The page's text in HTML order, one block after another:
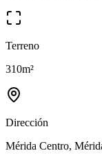
Terreno
310m²
Dirección
Mérida Centro,